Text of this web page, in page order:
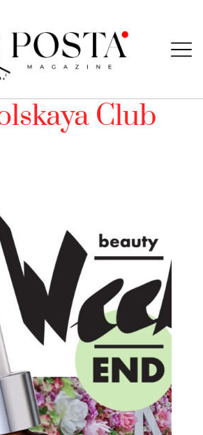
Club